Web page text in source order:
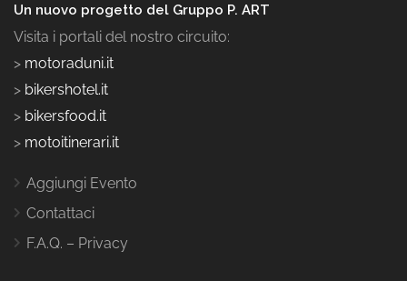
Un nuovo progetto del Gruppo P. ART
Visita i portali del nostro circuito:
> motoraduni.it
> bikershotel.it
> bikersfood.it
> motoitinerari.it
Aggiungi Evento
Contattaci
F.A.Q. – Privacy